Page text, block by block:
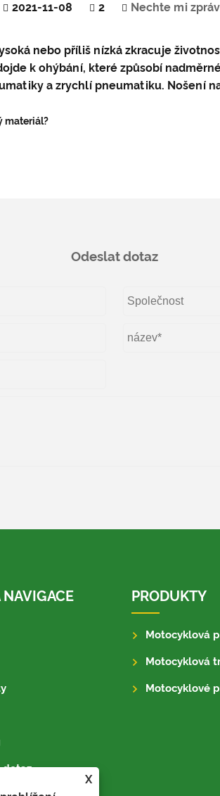
2021-11-08 2 Nechte mi
nebo příliš nízká zkracuje
k ohýbání, které způsobí
a zrychlí pneumatiku. Nošení
materiál?
Odeslat dotaz
X
NAVIGACE
dotaz
PRODUKTY
Motocyklová
Motocyklová
Motocyklové